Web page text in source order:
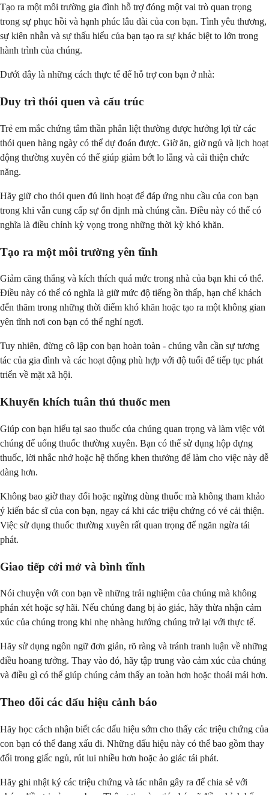
Tạo ra một môi trường gia đình hỗ trợ đóng một vai trò quan trọng
trong sự phục hồi và hạnh phúc lâu dài của con bạn. Tình yêu thương,
sự kiên nhẫn và sự thấu hiểu của bạn tạo ra sự khác biệt to lớn trong
hành trình của chúng.
Dưới đây là những cách thực tế để hỗ trợ con bạn ở nhà:
Duy trì thói quen và cấu trúc
Trẻ em mắc chứng tâm thần phân liệt thường được hưởng lợi từ các
thói quen hàng ngày có thể dự đoán được. Giờ ăn, giờ ngủ và lịch hoạt
động thường xuyên có thể giúp giảm bớt lo lắng và cải thiện chức
năng.
Hãy giữ cho thói quen đủ linh hoạt để đáp ứng nhu cầu của con bạn
trong khi vẫn cung cấp sự ổn định mà chúng cần. Điều này có thể có
nghĩa là điều chỉnh kỳ vọng trong những thời kỳ khó khăn.
Tạo ra một môi trường yên tĩnh
Giảm căng thẳng và kích thích quá mức trong nhà của bạn khi có thể.
Điều này có thể có nghĩa là giữ mức độ tiếng ồn thấp, hạn chế khách
đến thăm trong những thời điểm khó khăn hoặc tạo ra một không gian
yên tĩnh nơi con bạn có thể nghỉ ngơi.
Tuy nhiên, đừng cô lập con bạn hoàn toàn - chúng vẫn cần sự tương
tác của gia đình và các hoạt động phù hợp với độ tuổi để tiếp tục phát
triển về mặt xã hội.
Khuyến khích tuân thủ thuốc men
Giúp con bạn hiểu tại sao thuốc của chúng quan trọng và làm việc với
chúng để uống thuốc thường xuyên. Bạn có thể sử dụng hộp đựng
thuốc, lời nhắc nhở hoặc hệ thống khen thưởng để làm cho việc này dễ
dàng hơn.
Không bao giờ thay đổi hoặc ngừng dùng thuốc mà không tham khảo
ý kiến bác sĩ của con bạn, ngay cả khi các triệu chứng có vẻ cải thiện.
Việc sử dụng thuốc thường xuyên rất quan trọng để ngăn ngừa tái
phát.
Giao tiếp cởi mở và bình tĩnh
Nói chuyện với con bạn về những trải nghiệm của chúng mà không
phán xét hoặc sợ hãi. Nếu chúng đang bị ảo giác, hãy thừa nhận cảm
xúc của chúng trong khi nhẹ nhàng hướng chúng trở lại với thực tế.
Hãy sử dụng ngôn ngữ đơn giản, rõ ràng và tránh tranh luận về những
điều hoang tưởng. Thay vào đó, hãy tập trung vào cảm xúc của chúng
và điều gì có thể giúp chúng cảm thấy an toàn hơn hoặc thoải mái hơn.
Theo dõi các dấu hiệu cảnh báo
Hãy học cách nhận biết các dấu hiệu sớm cho thấy các triệu chứng của
con bạn có thể đang xấu đi. Những dấu hiệu này có thể bao gồm thay
đổi trong giấc ngủ, rút lui nhiều hơn hoặc ảo giác tái phát.
Hãy ghi nhật ký các triệu chứng và tác nhân gây ra để chia sẻ với